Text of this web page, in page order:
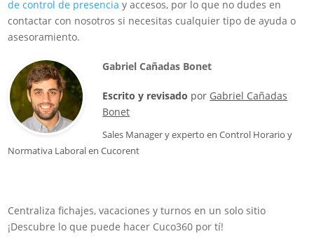
de control de presencia y accesos, por lo que no dudes en
contactar con nosotros si necesitas cualquier tipo de ayuda o
asesoramiento.
Gabriel Cañadas Bonet
Escrito y revisado por Gabriel Cañadas
Bonet
Sales Managery experto en Control Horario y
Normativa Laboral enCucorent
Centraliza fichajes, vacaciones y turnos en un solo sitio
¡Descubre lo que puede hacer Cuco360 por tí!